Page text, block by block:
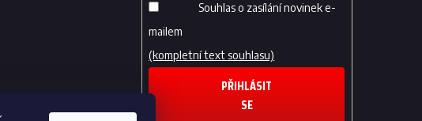
Souhlas o zasílání novinek e-
mailem
(kompletní text souhlasu)
PŘIHLÁSIT
SE